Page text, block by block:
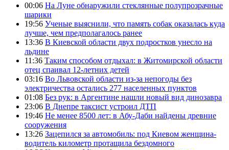
00:06 На Луне обнаружили стеклянные полупрозрачные
шарики
19:56 Ученые выяснили, что память собак оказалась куда
лучше, чем предполагалось ранее
13:36 В Киевской области двух подростков унесло на
льдине
11:36 Таким способом отдыхал: в Житомирской области
отец спаивал 12-летних детей
03:16 Во Львовской области из-за непогоды без
электричества остались 277 населенных пунктов
01:08 Без рук: в Аргентине нашли новый вид динозавра
23:06 В Днепре таксист устроил ДТП
19:46 Не менее 8500 лет: в Абу-Даби найдены древние
сооружения
13:26 Зацепился за автомобиль: под Киевом женщина-
водитель километр протащила бездомного